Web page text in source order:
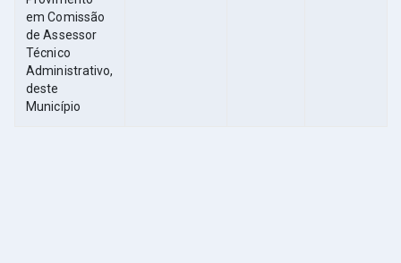
em Comissão
de Assessor
Técnico
Administrativo,
deste
Município